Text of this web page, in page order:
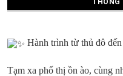
THÔNG
Hành trình từ thủ đô
Tạm xa phố thị ồn ào, cùng